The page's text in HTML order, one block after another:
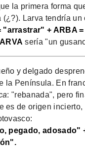
la primera forma
(¿?). Larva tendría
"arrastrar" + ARBA
sería "un
y delgado
la Península. En
: "rebanada", pero
es de origen
pegado, adosado"